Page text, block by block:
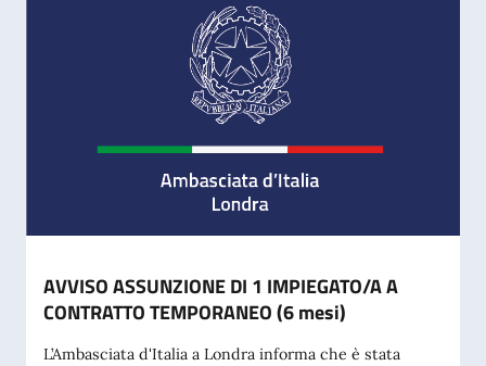
AVVISO ASSUNZIONE DI 1 IMPIEGATO/A A
CONTRATTO TEMPORANEO (6 mesi)
L’Ambasciata d'Italia a Londra informa che è stata